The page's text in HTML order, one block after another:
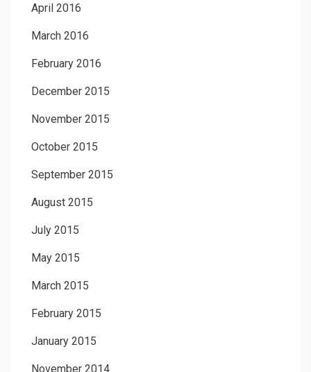
April 2016
March 2016
February 2016
December 2015
November 2015
October 2015
September 2015
August 2015
July 2015
May 2015
March 2015
February 2015
January 2015
November 2014